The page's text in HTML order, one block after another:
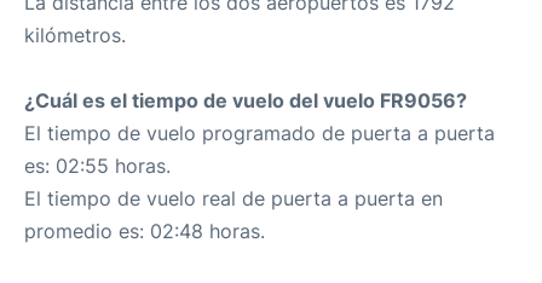
kilómetros.
¿Cuál es el tiempo de vuelo del vuelo FR9056?
El tiempo de vuelo programado de puerta a puerta
es: 02:55 horas.
El tiempo de vuelo real de puerta a puerta en
promedio es: 02:48 horas.